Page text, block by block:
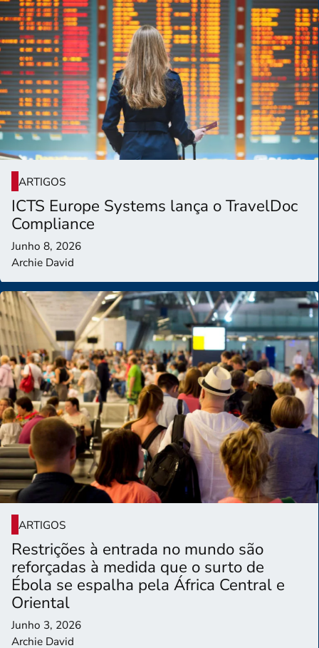
ARTIGOS
ICTS Europe Systems lança o TravelDoc
Compliance
Junho 8, 2026
Archie David
ARTIGOS
Restrições à entrada no mundo são
reforçadas à medida que o surto de
Ébola se espalha pela África Central e
Oriental
Junho 3, 2026
Archie David